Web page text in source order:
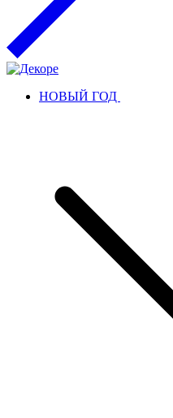
НОВЫЙ ГОД